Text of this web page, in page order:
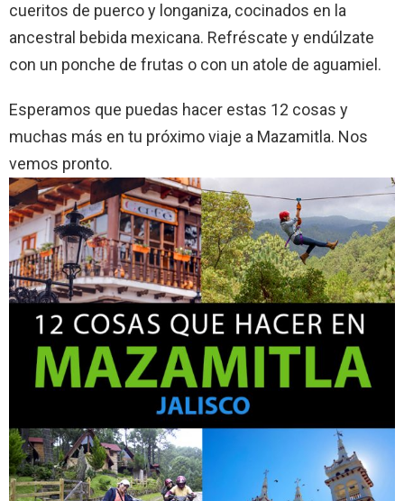
cueritos de puerco y longaniza, cocinados en la
ancestral bebida mexicana. Refréscate y endúlzate
con un ponche de frutas o con un atole de aguamiel.
Esperamos que puedas hacer estas 12 cosas y
muchas más en tu próximo viaje a Mazamitla. Nos
vemos pronto.